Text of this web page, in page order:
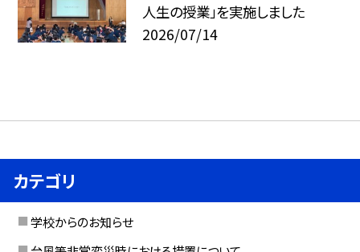
人生の授業」を実施しました
2026/07/14
カテゴリ
学校からのお知らせ